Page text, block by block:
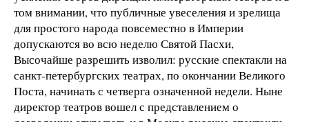
том внимании, что публичные увеселения и зрелища
для простого народа повсеместно в Империи
допускаются во всю неделю Святой Пасхи,
Высочайше разрешить изволил: русские спектакли на
санкт-петербургских театрах, по окончании Великого
Поста, начинать с четверга означенной недели. Ныне
директор театров вошел с представлением о